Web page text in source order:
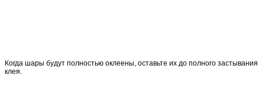
Когда шары будут полностью оклеены, оставьте их до полного застывания
клея.